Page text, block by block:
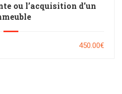
ou l’acquisition d’un
450.00€